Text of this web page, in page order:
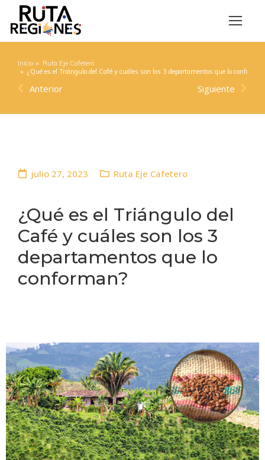
Estás aquí:
Inicio
Ruta Eje Cafetero
¿Qué es el Triángulo del Café y cuáles son los 3 departamentos que lo
Anterior Siguiente
julio 27, 2023 Ruta Eje Cafetero
¿Qué es el Triángulo del
Café y cuáles son los 3
departamentos que lo
conforman?